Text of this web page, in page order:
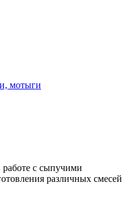
мотыги
работе с сыпучими
различных смесей